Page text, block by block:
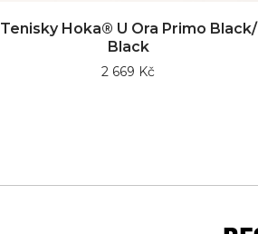
Tenisky Hoka® U Ora Primo Black/
Black
2 669 Kč